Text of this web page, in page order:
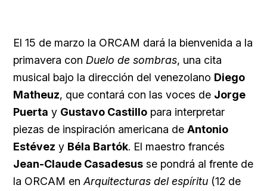
El 15 de marzo la ORCAM dará la bienvenida a la
primavera con Duelo de sombras, una cita
musical bajo la dirección del venezolano Diego
Matheuz, que contará con las voces de Jorge
Puerta y Gustavo Castillo para interpretar
piezas de inspiración americana de Antonio
Estévez y Béla Bartók. El maestro francés
Jean-Claude Casadesus se pondrá al frente de
la ORCAM en Arquitecturas del espíritu (12 de